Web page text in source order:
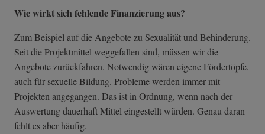
Wie wirkt sich fehlende Finanzierung aus?
Zum Beispiel auf die Angebote zu Sexualität und Behinderung.
Seit die Projektmittel weggefallen sind, müssen wir die
Angebote zurückfahren. Notwendig wären eigene Fördertöpfe,
auch für sexuelle Bildung. Probleme werden immer mit
Projekten angegangen. Das ist in Ordnung, wenn nach der
Auswertung dauerhaft Mittel eingestellt würden. Genau daran
fehlt es aber häufig.